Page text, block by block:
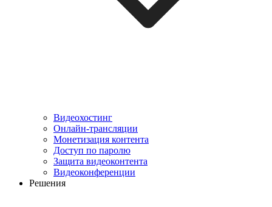
Видеохостинг
Онлайн-трансляции
Монетизация контента
Доступ по паролю
Защита видеоконтента
Видеоконференции
Решения